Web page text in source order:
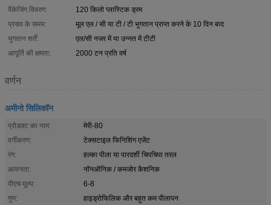
पैकेजिंग विवरण:
120 किलो प्लास्टिक ड्रम
प्रसव के समय:
मूल एल / सी या टी / टी भुगतान प्राप्त करने के 10 दिन बाद
भुगतान शर्तें:
एल/सी नजर में या उन्नत में टीटी
आपूर्ति की क्षमता:
2000 टन प्रति वर्ष
वर्णन
अमीनो सिलिकॉन
प्रोडक्ट का नाम:
मेरी-80
वर्गीकरण:
टेक्सटाइल फिनिशिंग एजेंट
रंग:
हल्का पीला या पारदर्शी चिपचिपा तरल
आयनता:
नॉनऑनिक / कमजोर कैशनिक
पीएच मूल्य:
6-8
गुण:
हाइड्रोफिलिक और बहुत कम पीलापन